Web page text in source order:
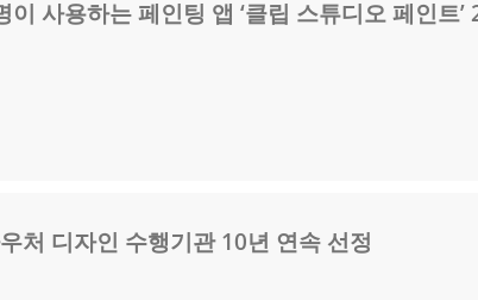
사용하는 페인팅 앱 ‘클립 스튜디오 페인트’
처 디자인 수행기관 10년 연속 선정